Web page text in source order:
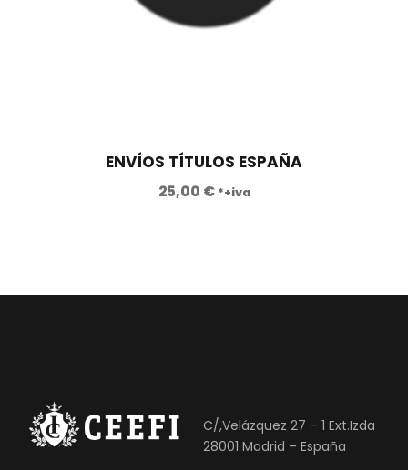
ENVÍOS TÍTULOS ESPAÑA
25,00 € *+iva
C/,Velázquez 27 – 1 Ext.Izda
28001 Madrid – España